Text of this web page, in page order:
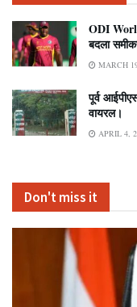
ODI
बदला
MARCH
पूर्व
वायरल।
APRIL 4,
Don't miss it